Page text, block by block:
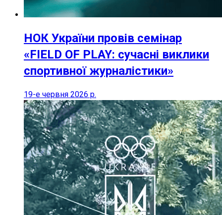
НОК України провів семінар
«FIELD OF PLAY: сучасні виклики
спортивної журналістики»
19-е червня 2026 р.